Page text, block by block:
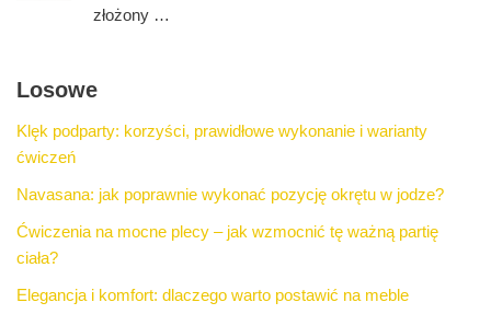
złożony …
Losowe
Klęk podparty: korzyści, prawidłowe wykonanie i warianty
ćwiczeń
Navasana: jak poprawnie wykonać pozycję okrętu w jodze?
Ćwiczenia na mocne plecy – jak wzmocnić tę ważną partię
ciała?
Elegancja i komfort: dlaczego warto postawić na meble